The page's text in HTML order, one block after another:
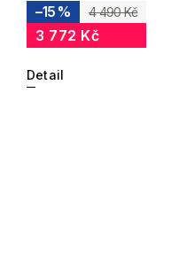
4 490 Kč
–15 %
3 772 Kč
Detail